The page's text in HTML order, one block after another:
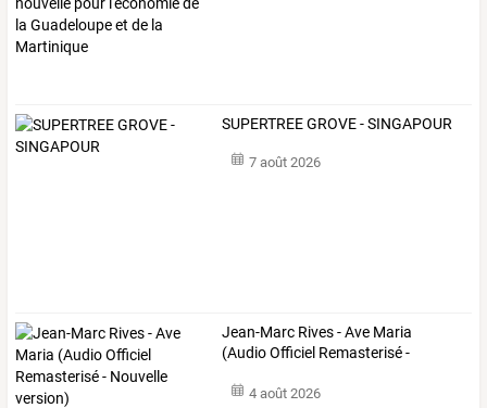
SUPERTREE GROVE - SINGAPOUR
7 août 2026
Jean-Marc Rives-Ave Maria
(AudioOfficiel Remasterisé-
4 août 2026